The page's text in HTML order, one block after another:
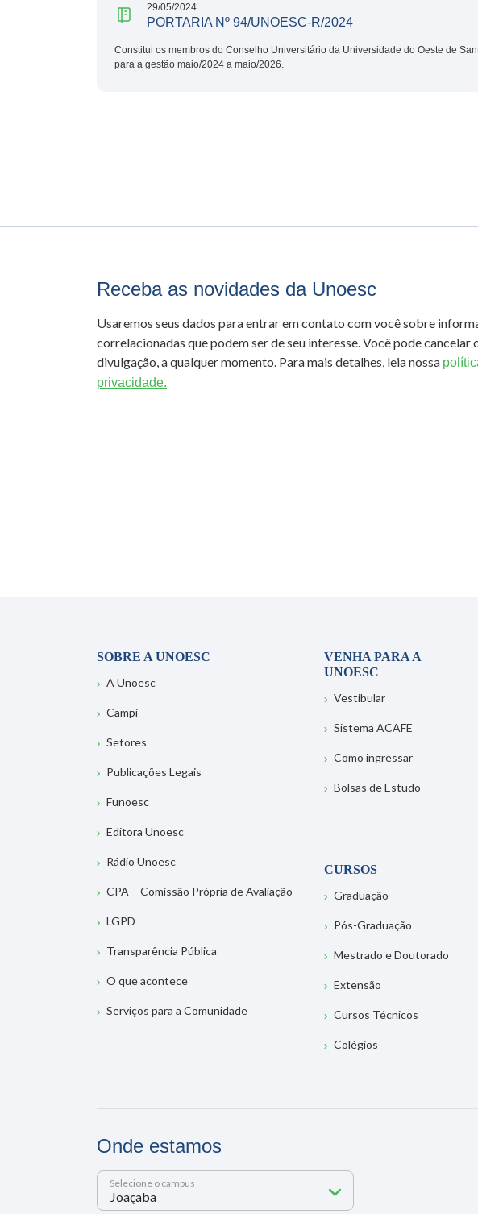
29/05/2024
PORTARIA Nº 94/UNOESC-R/2024
Constitui os membros do Conselho Universitário da Universidade do Oeste de
para a gestão maio/2024 a maio/2026.
Receba as novidades da Unoesc
Usaremos seus dados para entrar em contato com você sobre
correlacionadas que podem ser de seu interesse. Você pode cancelar
divulgação, a qualquer momento. Para mais detalhes, leia nossa
privacidade.
SOBRE A UNOESC
A Unoesc
Campi
Setores
Publicações Legais
Funoesc
Editora Unoesc
Rádio Unoesc
CPA – Comissão Própria de Avaliação
LGPD
Transparência Pública
O que acontece
Serviços para a Comunidade
VENHA PARA A
UNOESC
Vestibular
Sistema ACAFE
Como ingressar
Bolsas de Estudo
CURSOS
Graduação
Pós-Graduação
Mestrado e Doutorado
Extensão
Cursos Técnicos
Colégios
Onde estamos
Selecione o campus